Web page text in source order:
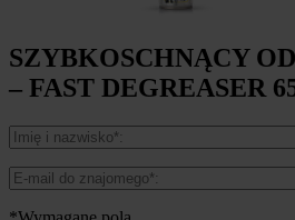
SZYBKOSCHNĄCY
– FAST DEGREASER